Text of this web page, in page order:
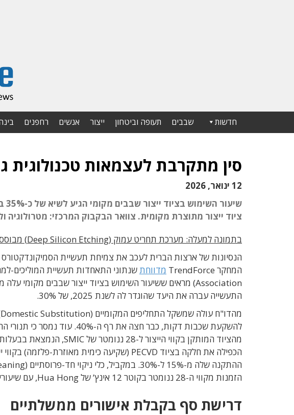
חדשות שבבים תעופה וביטחון ייצור אנשים רחפנים
סין מתקרבת לעצמאות טכנולוגית
12 ינואר, 2026
ציוד ייצור מתוצרת מקומית. צוואר הבקבוק המרכזי: מטרולוגיה
בתמונה למעלה: מערכת תחריט עמוק (Deep Silicon Etching) מבוססת פלזמה של חברת NAURA הסינית.
הנסיונות של ארצות הברית לעכב את צמיחת תעשיית הסמיקונדקטורס
המחקר TrendForce
מדווחת
התעשייה עברה את היעד שהוגדר לה לשנת 2025, של 30%.
להשקעת שכבות דקות, כבר חצה את רף ה-40%. עוד נמסר כי תנורי החמצון והדיפוזיה של
הזמנות מקווי ה-28 ננומטר בקוטר 12 אינץ’ של Hua Hong, עם שיעורי ניצול ציוד העולים על 90%.
דרישת סף בקבלת אישורים ממשלתיים